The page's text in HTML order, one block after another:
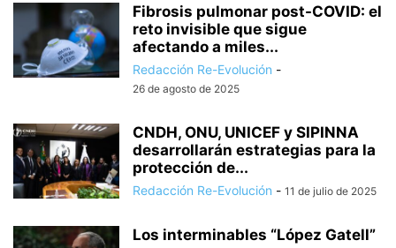
Fibrosis pulmonar post-COVID: el
reto invisible que sigue
afectando a miles...
Redacción Re-Evolución -
26 de agosto de 2025
CNDH, ONU, UNICEF y SIPINNA
desarrollarán estrategias para la
protección de...
Redacción Re-Evolución - 11 de julio de 2025
Los interminables “López Gatell”